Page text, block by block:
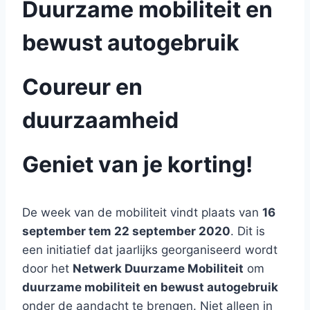
Duurzame mobiliteit en
bewust autogebruik
Coureur en
duurzaamheid
Geniet van je korting!
De week van de mobiliteit vindt plaats van 16
september tem 22 september 2020. Dit is
een initiatief dat jaarlijks georganiseerd wordt
door het Netwerk Duurzame Mobiliteit om
duurzame mobiliteit en bewust autogebruik
onder de aandacht te brengen. Niet alleen in